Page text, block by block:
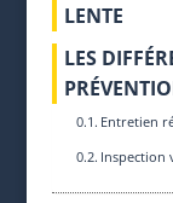
LENTE
LES
Entretien
Inspection